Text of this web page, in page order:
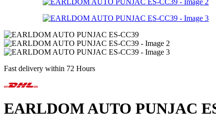
Fast delivery within 72 Hours
EARLDOM AUTO PUNJAC